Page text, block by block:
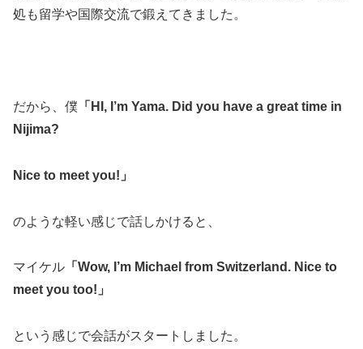
処も留学や国際交流で鍛えてきました。
だから、僕 「HI, I’m Yama. Did you have a great time in
Nijima?
Nice to meet you!」
のような軽い感じで話しかけると、
マイケル 「Wow, I’m Michael from Switzerland. Nice to
meet you too!」
という感じで会話がスタートしました。